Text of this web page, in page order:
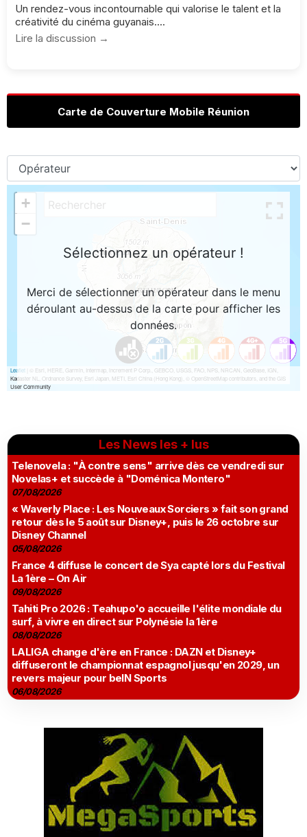
Un rendez-vous incontournable qui valorise le talent et la
créativité du cinéma guyanais....
Lire la discussion →
Carte de Couverture Mobile Réunion
Les News les + lus
Telenovela : "À contre sens" arrive dès ce vendredi sur
Novelas+ et succède à "Doménica Montero"
07/08/2026
« Waverly Place : Les Nouveaux Sorciers » fait son grand
retour dès le 5 août sur Disney+, puis le 26 octobre sur
Disney Channel
05/08/2026
France 4 diffuse le concert de Sya capté lors du Festival
La 1ère – On Air
09/08/2026
Tahiti Pro 2026 : Teahupo'o accueille l'élite mondiale du
surf, à vivre en direct sur Polynésie la 1ère
08/08/2026
LALIGA change d'ère en France : DAZN et Disney+
diffuseront le championnat espagnol jusqu'en 2029, un
revers majeur pour beIN Sports
06/08/2026